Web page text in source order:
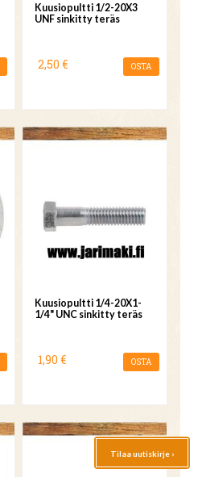
Kuusiopultti 1/2-20X3
UNF sinkitty teräs
2,50 € OSTA
Kuusiopultti 1/4-20X1-
1/4" UNC sinkitty teräs
1,90 € OSTA
Tilaa uutiskirje ›